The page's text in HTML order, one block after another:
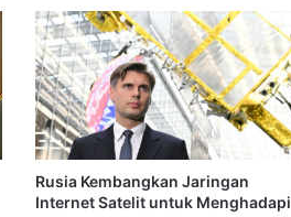
Rusia Kembangkan Jaringan
Internet Satelit untuk Menghadapi